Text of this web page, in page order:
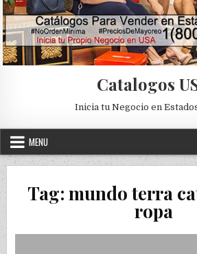
Catalogos
Inicia tu Negocio en
MENU
Tag: mundo terra
ropa